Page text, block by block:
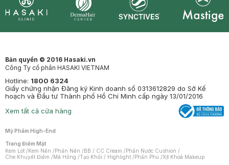
Bản quyền © 2016 Hasaki.vn
Công Ty cổ phần HASAKI VIETNAM
Hotline: 1800 6324
Giấy chứng nhận Đăng ký Kinh doanh số 0313612829 do Sở Kế
hoạch và Đầu tư Thành phố Hồ Chí Minh cấp ngày 13/01/2016
Xem tất cả cửa hàng
Mỹ Phẩm High-End
Trang Điểm Mặt
Kem Lót /Kem Nền /Phấn Nền /BB / CC Cream /Phấn Nước Cushion /
Che Khuyết Điểm /Má Hồng /Tạo Khối / Highlight /Phấn Phủ /Xịt Khoá Makeup